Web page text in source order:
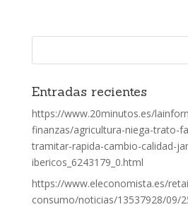
Entradas recientes
https://www.20minutos.es/
finanzas/agricultura-niega-trato-
tramitar-rapida-cambio-calidad-
ibericos_6243179_0.html
https://www.eleconomista.es/
consumo/noticias/13537928/09/